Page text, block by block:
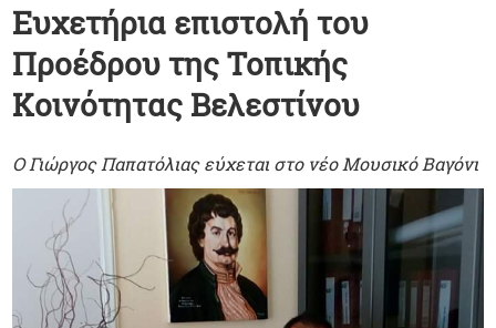
Ευχετήρια επιστολή του
Προέδρου της Τοπικής
Κοινότητας Βελεστίνου
Ο Γιώργος Παπατόλιας εύχεται στο νέο Μουσικό Βαγόνι